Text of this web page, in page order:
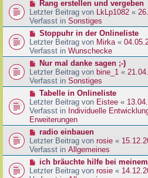
g
t
r
a
g
r
B
e
t
r
a
g
N
e
u
e
r
B
e
t
r
a
g
Rang erstellen und vergeben
Letzter Beitrag von LkLp1082 «
Verfasst in Sonstiges
N
e
u
e
r
B
e
t
r
a
g
Stoppuhr in der Onlineliste
Letzter Beitrag von Mirka«
Verfasst in Wunschecke
N
e
u
e
r
B
e
i
r
a
g
Nur mal danke sagen ;-)
Letzter Beitrag von bine_1 «
Verfasst in Sonstiges
N
e
u
e
r
B
e
i
r
Tabelle in Onlineliste
Letzter Beitrag von Eistee «
Verfasst in Individuelle
Erweiterungen
N
e
u
e
r
B
radio einbauen
Letzter Beitrag von rosie «
Verfasst in Allgemeines
N
e
ich bräuchte hilfe bei
Letzter Beitrag von rosie «